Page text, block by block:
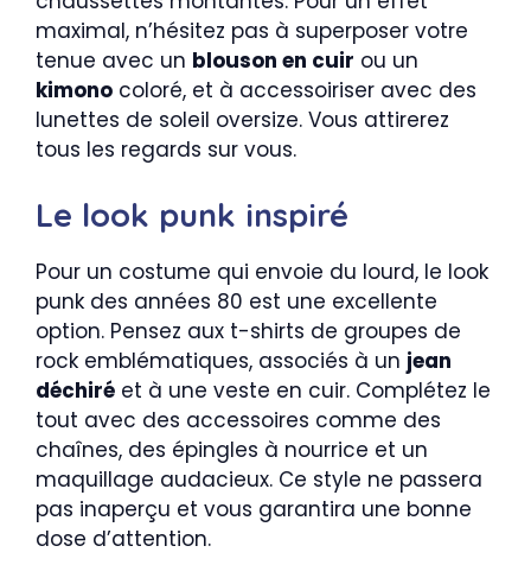
maximal, n’hésitez pas à superposer votre
tenue avec un blouson en cuir ou un
kimono coloré, et à accessoiriser avec des
lunettes de soleil oversize. Vous attirerez
tous les regards sur vous.
Le look punk inspiré
Pour un costume qui envoie du lourd, le look
punk des années 80 est une excellente
option. Pensez aux t-shirts de groupes de
rock emblématiques, associés à un jean
déchiré et à une veste en cuir. Complétez le
tout avec des accessoires comme des
chaînes, des épingles à nourrice et un
maquillage audacieux. Ce style ne passera
pas inaperçu et vous garantira une bonne
dose d’attention.